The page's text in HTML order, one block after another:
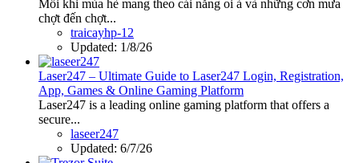
Mỗi khi mùa hè mang theo cái nắng oi ả và những cơn mưa
chợt đến chợt...
traicayhp-12
Updated: 1/8/26
Laser247 – Ultimate Guide to Laser247 Login, Registration,
App, Games & Online Gaming Platform
Laser247 is a leading online gaming platform that offers a
secure...
laseer247
Updated: 6/7/26